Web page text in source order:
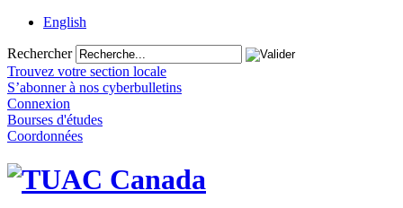
English
Rechercher
Trouvez votre section locale
S’abonner à nos cyberbulletins
Connexion
Bourses d'études
Coordonnées